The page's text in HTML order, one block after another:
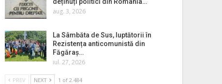
aug. 3, 2026
La Sâmbăta de Sus, luptătorii în
Rezistența anticomunistă din
Făgăraș…
iul. 27, 2026
PREV NEXT 1 of 2.484